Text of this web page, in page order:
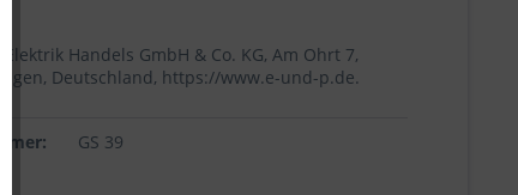
Handels GmbH & Co. KG, Am Ohrt 7,
Deutschland, https://www.e-und-p.de.
GS 39